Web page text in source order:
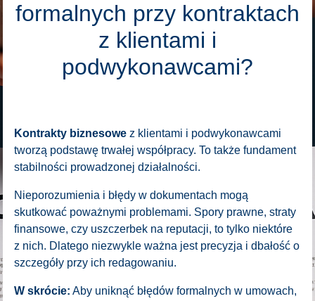
formalnych przy kontraktach
z klientami i
podwykonawcami?
Kontrakty biznesowe z klientami i podwykonawcami
tworzą podstawę trwałej współpracy. To także fundament
stabilności prowadzonej działalności.
Nieporozumienia i błędy w dokumentach mogą
skutkować poważnymi problemami. Spory prawne, straty
finansowe, czy uszczerbek na reputacji, to tylko niektóre
z nich. Dlatego niezwykle ważna jest precyzja i dbałość o
szczegóły przy ich redagowaniu.
W skrócie: Aby uniknąć błędów formalnych w umowach,